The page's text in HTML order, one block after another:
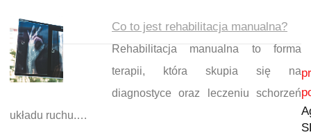
Co to jest rehabilitacja manualna?
Rehabilitacja manualna to forma
terapii, która skupia się na
diagnostyce oraz leczeniu schorzeń
układu ruchu.…
Nawigacja wpisu